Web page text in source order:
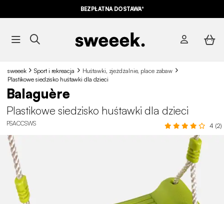
BEZPŁATNA DOSTAWA*
sweeek Sport i rekreacja
Huśtawki, zjeżdżalnie, place zabaw
Plastikowe siedzisko huśtawki dla dzieci
Balaguère
Plastikowe siedzisko huśtawki dla dzieci
PSACCSWS 4 (2)